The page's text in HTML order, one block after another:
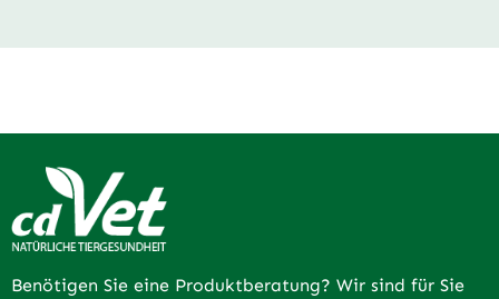
Benötigen Sie eine Produktberatung? Wir sind für Sie